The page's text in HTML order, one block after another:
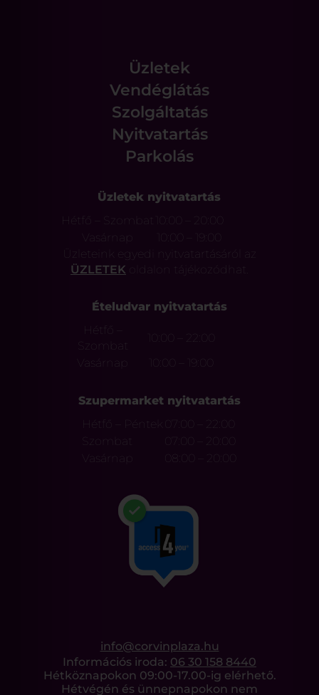
Üzletek
Vendéglátás
Szolgáltatás
Nyitvatartás
Parkolás
Üzletek nyitvatartás
Hétfő – Szombat
10:00 – 20:00
Vasárnap
Üzleteink egyedi nyitvatartásáról az
ÜZLETEK oldalon tájékozódhat.
Ételudvar nyitvatartás
Hétfő –
Szombat
10:00 – 22:00
Vasárnap
Szupermarket nyitvatartás
Hétfő – Péntek
07:00 – 22:00
Szombat
07:00 – 20:00
Vasárnap
08:00 – 20:00
info@corvinplaza.hu
Információs iroda: 06 30 158 8440
Hétköznapokon 09:00-17.00-ig elérhető.
Hétvégén és ünnepnapokon nem